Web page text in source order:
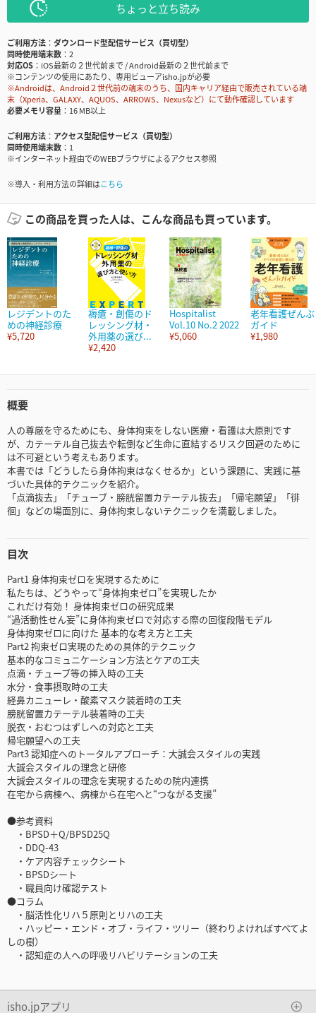
ちょっと立ち読み
ご利用方法
ダウンロード型配信サービス（買切型）
同時使用端末数
2
対応OS
iOS最新の２世代前まで / Android最新の２世代前まで
※コンテンツの使用にあたり、専用ビューアisho.jpが必要
※Androidは、Android２世代前の端末のうち、国内キャリア経由で販売されている端
末（Xperia、GALAXY、AQUOS、ARROWS、Nexusなど）にて動作確認しています
必要メモリ容量
16 MB以上
ご利用方法
アクセス型配信サービス（買切型）
同時使用端末数
1
※インターネット経由でのWEBブラウザによるアクセス参照
※導入・利用方法の詳細はこちら
この商品を買った人は、こんな商品も買っています。
レジデントのた
めの神経診療
¥5,720
褥瘡・創傷のド
レッシング材・
外用薬の選び...
¥2,420
Hospitalist
Vol.10 No.2 2022
¥5,060
老年看護ぜんぶ
ガイド
¥1,980
概要
人の尊厳を守るためにも、身体拘束をしない医療・看護は大原則です
が、カテーテル自己抜去や転倒など生命に直結するリスク回避のために
は不可避という考えもあります。
本書では「どうしたら身体拘束はなくせるか」という課題に、実践に基
づいた具体的テクニックを紹介。
「点滴抜去」「チューブ・膀胱留置カテーテル抜去」「帰宅願望」「徘
徊」などの場面別に、身体拘束しないテクニックを満載しました。
目次
Part1 身体拘束ゼロを実現するために
私たちは、どうやって“身体拘束ゼロ”を実現したか
これだけ有効！ 身体拘束ゼロの研究成果
“過活動性せん妄”に身体拘束ゼロで対応する際の回復段階モデル
身体拘束ゼロに向けた 基本的な考え方と工夫
Part2 拘束ゼロ実現のための具体的テクニック
基本的なコミュニケーション方法とケアの工夫
点滴・チューブ等の挿入時の工夫
水分・食事摂取時の工夫
経鼻カニューレ・酸素マスク装着時の工夫
膀胱留置カテーテル装着時の工夫
脱衣・おむつはずしへの対応と工夫
帰宅願望への工夫
Part3 認知症へのトータルアプローチ：大誠会スタイルの実践
大誠会スタイルの理念と研修
大誠会スタイルの理念を実現するための院内連携
在宅から病棟へ、病棟から在宅へと“つながる支援”
●参考資料
・BPSD＋Q/BPSD25Q
・DDQ-43
・ケア内容チェックシート
・BPSDシート
・職員向け確認テスト
●コラム
・脳活性化リハ５原則とリハの工夫
・ハッピー・エンド・オブ・ライフ・ツリー（終わりよければすべてよ
しの樹）
・認知症の人への呼吸リハビリテーションの工夫
isho.jpアプリ